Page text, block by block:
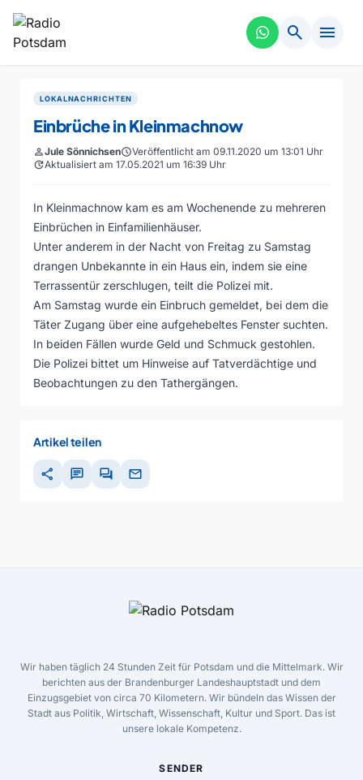
search menu
LOKALNACHRICHTEN
Einbrüche in Kleinmachnow
personJule SönnichsenscheduleVeröffentlicht am 09.11.2020 um 13:01 Uhr
updateAktualisiert am 17.05.2021 um 16:39 Uhr
In Kleinmachnow kam es am Wochenende zu mehreren
Einbrüchen in Einfamilienhäuser.
Unter anderem in der Nacht von Freitag zu Samstag
drangen Unbekannte in ein Haus ein, indem sie eine
Terrassentür zerschlugen, teilt die Polizei mit.
Am Samstag wurde ein Einbruch gemeldet, bei dem die
Täter Zugang über eine aufgehebeltes Fenster suchten.
In beiden Fällen wurde Geld und Schmuck gestohlen.
Die Polizei bittet um Hinweise auf Tatverdächtige und
Beobachtungen zu den Tathergängen.
Artikel teilen
share chat forum mail
Wir haben täglich 24 Stunden Zeit für Potsdam und die Mittelmark. Wir
berichten aus der Brandenburger Landeshauptstadt und dem
Einzugsgebiet von circa 70 Kilometern. Wir bündeln das Wissen der
Stadt aus Politik, Wirtschaft, Wissenschaft, Kultur und Sport. Das ist
unsere lokale Kompetenz.
SENDER